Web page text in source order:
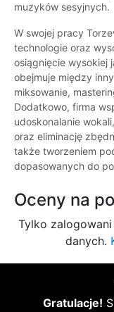
muzyków sesyjnych.
W swojej pracy
technologie oraz
osiągnięcie wysokiej
obejmuje między
miksowanie,
Dodatkowo, firma
udoskonalanie
oraz eliminację
także tworzeniem
dopasowanych do
Oceny na
Tylko
danych.
Gratulacje!